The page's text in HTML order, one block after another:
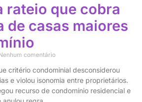
rateio que cobra
de casas maiores
comentário
critério condominial desconsiderou
e violou isonomia entre proprietários.
recurso de condomínio residencial e